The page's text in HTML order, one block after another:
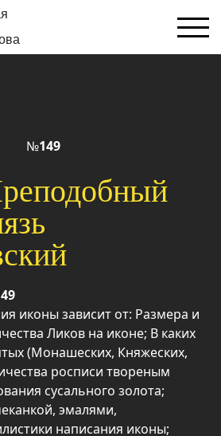
иконы зависит от: Размера и
Ликов на иконе; В каких
(Монашеских, Княжеских,
росписи твореным
сусального золота;
эмалями,
написания иконы;
№149